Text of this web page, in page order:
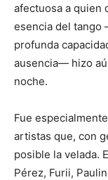
afectuosa a quien
esencia del tango
profunda
ausencia— hizo
noche.
Fue
artistas que, con
posible la velada.
Pérez, Furii,